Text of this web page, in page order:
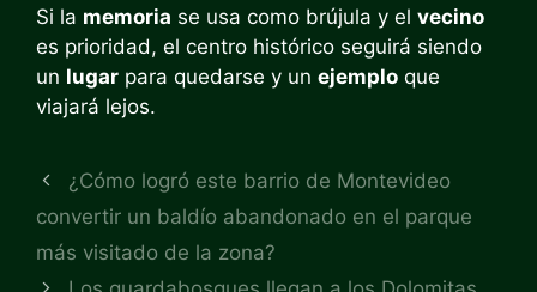
Si la memoria se usa como brújula y el vecino
es prioridad, el centro histórico seguirá siendo
un lugar para quedarse y un ejemplo que
viajará lejos.
¿Cómo logró este barrio de Montevideo
convertir un baldío abandonado en el parque
más visitado de la zona?